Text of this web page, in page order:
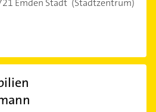
Emden Stadt (Stadtzentrum)